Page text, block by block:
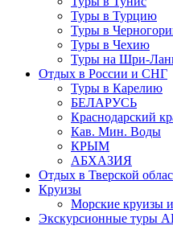
Туры в Турцию
Туры в
Туры в Чехию
Туры на Шри-
Отдых в России и СНГ
Туры в Карелию
БЕЛАРУСЬ
Краснодарский
Кав. Мин. Воды
КРЫМ
АБХАЗИЯ
Отдых в Тверской
Круизы
Морские круизы
Экскурсионные туры